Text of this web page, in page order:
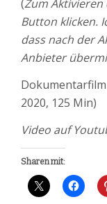
(Zum Aktivieren
Button klicken.
dass nach der
Anbieter
Dokumentarfilm
2020, 125 Min)
Video auf
Sharen mit: